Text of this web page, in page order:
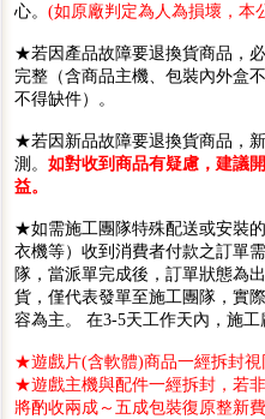
心。 (如原廠判定為人為損壞，本
★若因產品故障要退換貨商品，
完整（含商品主機、包裝內外盒
不得缺件）。
★若因新品故障要退換貨商品，
測。 如對收到商品有疑慮，建議
益。
★如需施工團隊特殊配送或安裝
衣機等）收到消費者付款之訂單
隊，當派單完成後，訂單狀態為
貨，僅代表發單至施工團隊，實
容為主。 在3-5天工作天內，施工
★遊戲片(含軟體)商品一經拆封視
★遊戲主機與配件一經拆封，若
將酌收兩成～五成包裝復原整新費